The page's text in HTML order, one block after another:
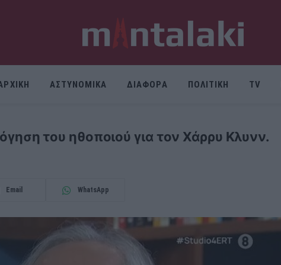
ΑΣΤΥΝΟΜΙΚΑ ΔΙΑΦΟΡΑ ΠΟΛΙΤΙΚΗ TV
του ηθοποιού για τον Χάρρυ Κλυνν.
Email WhatsApp